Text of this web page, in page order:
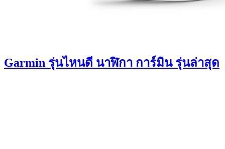
Garmin รุ่นไหนดี นาฬิกา การ์มิน รุ่นล่าสุด